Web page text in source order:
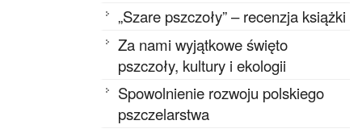
„Szare pszczoły” – recenzja książki
Za nami wyjątkowe święto
pszczoły, kultury i ekologii
Spowolnienie rozwoju polskiego
pszczelarstwa